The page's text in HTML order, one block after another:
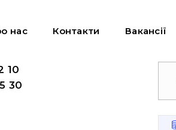
нас Контакти Вакансії
10
30